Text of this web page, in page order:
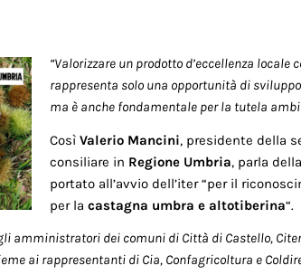
“Valorizzare un prodotto d’eccellenza locale
rappresenta solo una opportunità di
ma è anche fondamentale per la tutela
Così Valerio Mancini, presidente della
consiliare in Regione Umbria, parla
portato all’avvio dell’iter “per il
per la castagna umbra e altotiberina“.
amministratori dei comuni di Città di Castello,
ai rappresentanti di Cia, Confagricoltura e